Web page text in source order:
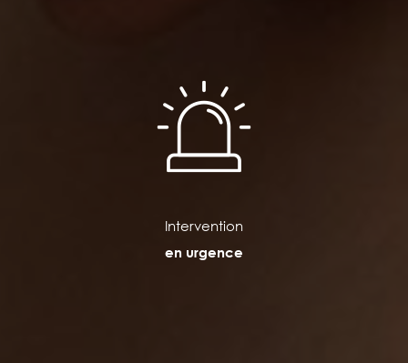
Intervention
en urgence